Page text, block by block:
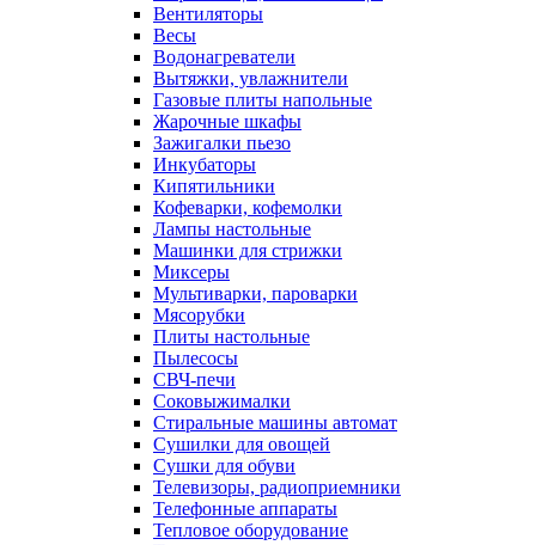
Вентиляторы
Весы
Водонагреватели
Вытяжки, увлажнители
Газовые плиты напольные
Жарочные шкафы
Зажигалки пьезо
Инкубаторы
Кипятильники
Кофеварки, кофемолки
Лампы настольные
Машинки для стрижки
Миксеры
Мультиварки, пароварки
Мясорубки
Плиты настольные
Пылесосы
СВЧ-печи
Соковыжималки
Стиральные машины автомат
Сушилки для овощей
Сушки для обуви
Телевизоры, радиоприемники
Телефонные аппараты
Тепловое оборудование